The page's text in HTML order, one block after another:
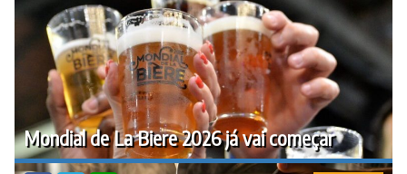
Mondial de La Biere 2026 já vai começar